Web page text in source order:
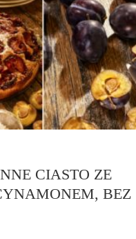
CIASTO ZE
BEZ